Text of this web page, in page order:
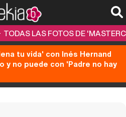
TODAS LAS FOTOS DE
tu vida' con Inés Hernand
y no puede con 'Padre no hay